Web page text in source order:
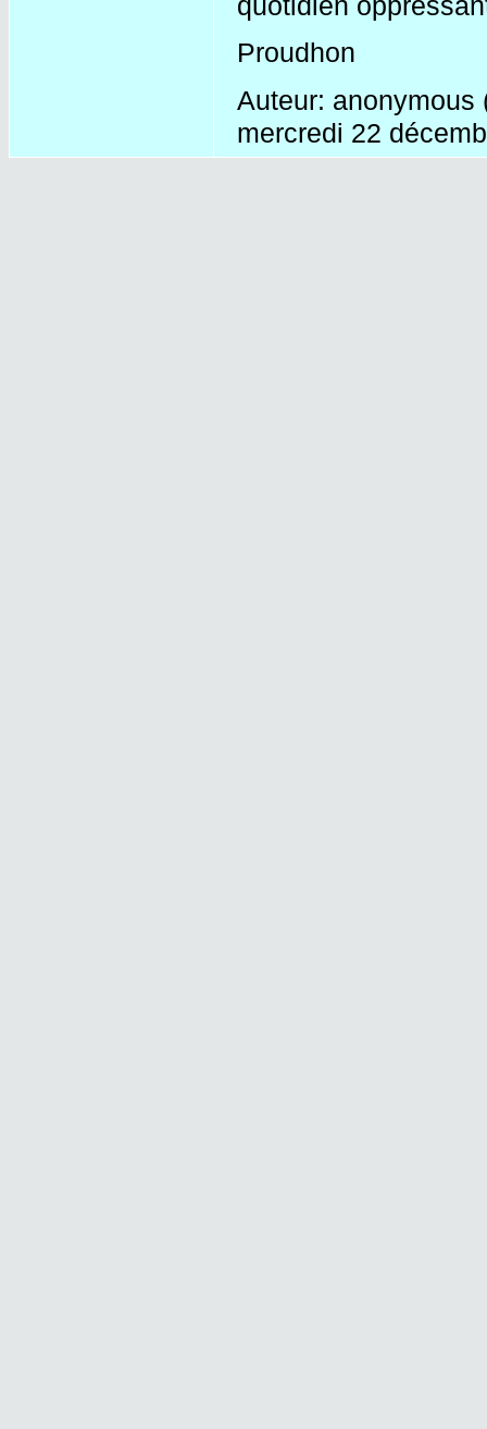
Proudhon
Auteur: anonymous
mercredi 22